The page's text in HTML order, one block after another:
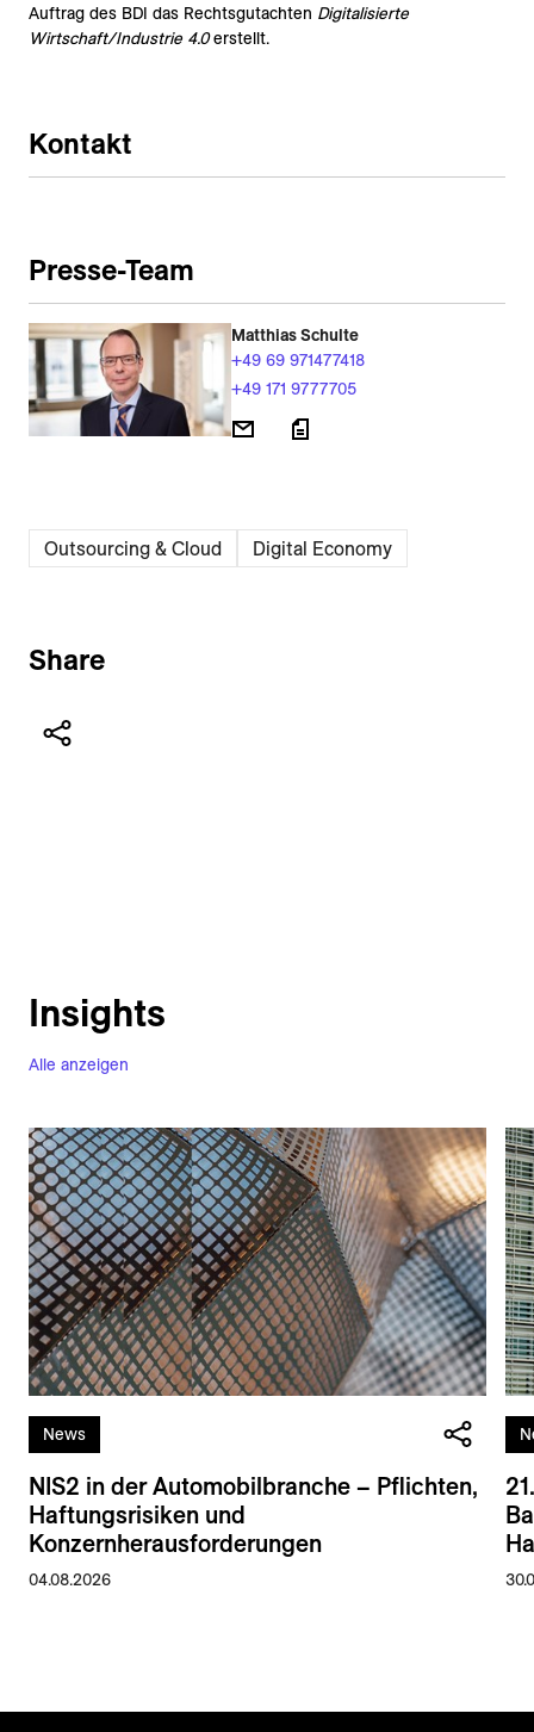
Auftrag des BDI das Rechtsgutachten Digitalisierte
Wirtschaft/Industrie 4.0erstellt.
Kontakt
Presse-Team
Matthias Schulte
+49 69 971477418
+49 171 9777705
Outsourcing & Cloud Digital Economy
Share
Alle anzeigen
Insights
News
NIS2 in der Automobilbranche – Pflichten,
Haftungsrisiken und
Konzernherausforderungen
04.08.2026